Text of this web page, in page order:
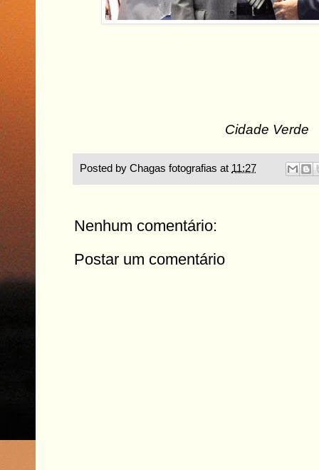
Cidade Verde
Posted by Chagas fotografias at 11:27
Nenhum comentário:
Postar um comentário